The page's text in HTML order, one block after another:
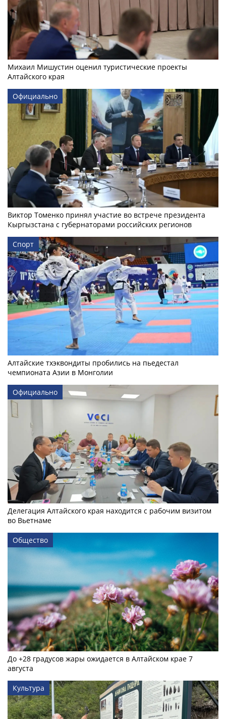
Михаил Мишустин оценил туристические проекты
Алтайского края
Официально
Виктор Томенко принял участие во встрече президента
Кыргызстана с губернаторами российских регионов
Спорт
Алтайские тхэквондиты пробились на пьедестал
чемпионата Азии в Монголии
Официально
Делегация Алтайского края находится с рабочим визитом
во Вьетнаме
Общество
До +28 градусов жары ожидается в Алтайском крае 7
августа
Культура